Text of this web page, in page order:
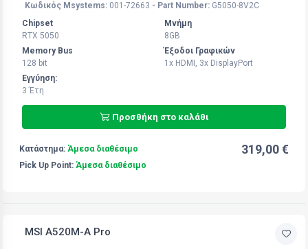
Κωδικός Msystems: 001-72663 - Part Number: G5050-8V2C
Chipset
RTX 5050
Μνήμη
8GB
Memory Bus
128 bit
Έξοδοι Γραφικών
1x HDMI, 3x DisplayPort
Εγγύηση:
3 Έτη
Προσθήκη στο καλάθι
Κατάστημα: Άμεσα διαθέσιμο
Pick Up Point: Άμεσα διαθέσιμο
319,00 €
MSI A520M-A Pro